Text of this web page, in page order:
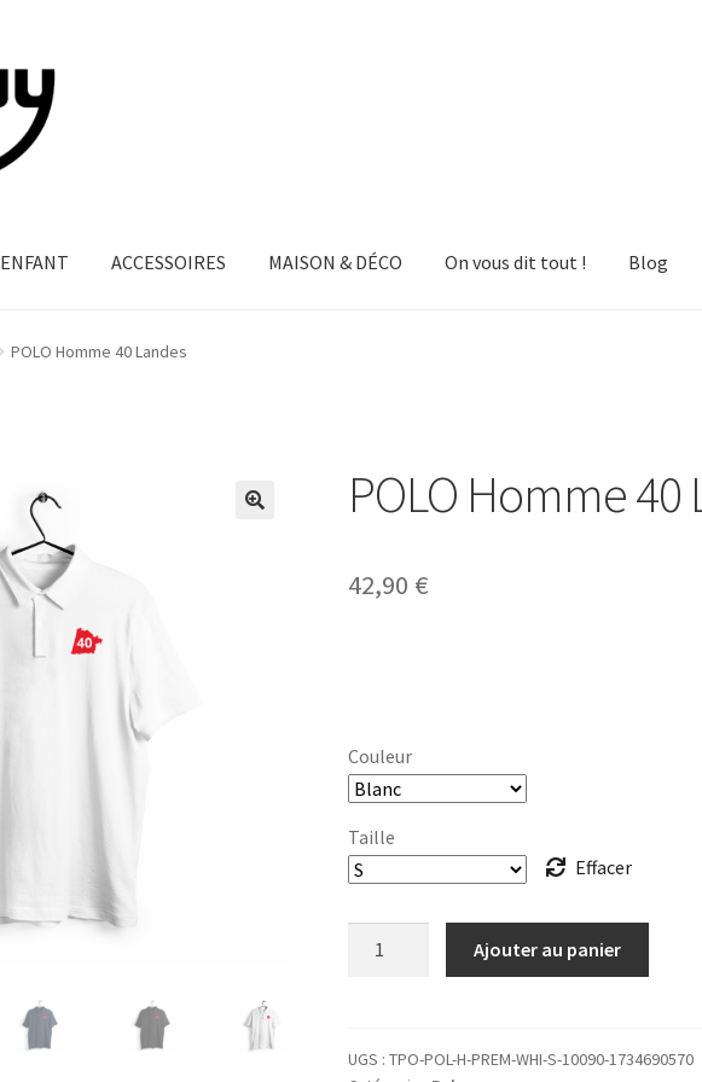
ENFANT ACCESSOIRES MAISON & DÉCO On vous dit tout ! Blog
POLO Homme 40 Landes
POLO Homme 40
42,90 €
Couleur
Taille
Effacer
40
Ajouter au panier
UGS : TPO-POL-H-PREM-WHI-S-10090-1734690570